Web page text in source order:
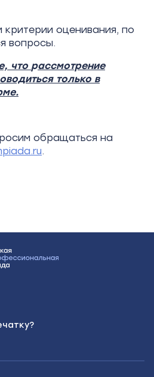
оценивания, по
вопросы.
что рассмотрение
только в
обращаться на
.